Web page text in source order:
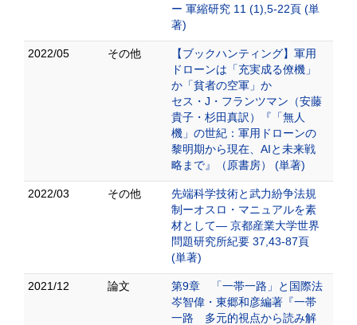
ー 軍縮研究 11 (1),5-22頁 (単
著)
2022/05 その他
【ブックハンティング】軍用
ドローンは「充実成る僚機」
か「貧者の空軍」か
セス・J・フランツマン（安藤
貴子・杉田真訳）『「無人
機」の世紀：軍用ドローンの
黎明期から現在、AIと未来戦
略まで』（原書房） (単著)
2022/03 その他
先端科学技術と武力紛争法規
制ーオスロ・マニュアルを素
材として― 京都産業大学世界
問題研究所紀要 37,43-87頁
(単著)
2021/12 論文
第9章 「一帯一路」と国際法
岑智偉・東郷和彦編著『一帯
一路 多元的視点から読み解